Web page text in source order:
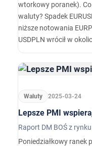
wtorkowy poranek).
waluty? Spadek
niższe notowania
USDPLN wrócił w
gdzie ważą się losy
jest ryzyko, ...
Waluty 2025-03-24
Lepsze PMI
Raport DM BOŚ z
Poniedziałkowy ranek